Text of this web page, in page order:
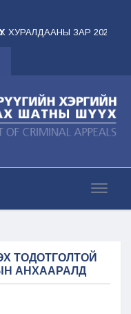
ХУРАЛДААНЫ ЗАР
ТОДОТГОЛТОЙ
АНХААРАЛД